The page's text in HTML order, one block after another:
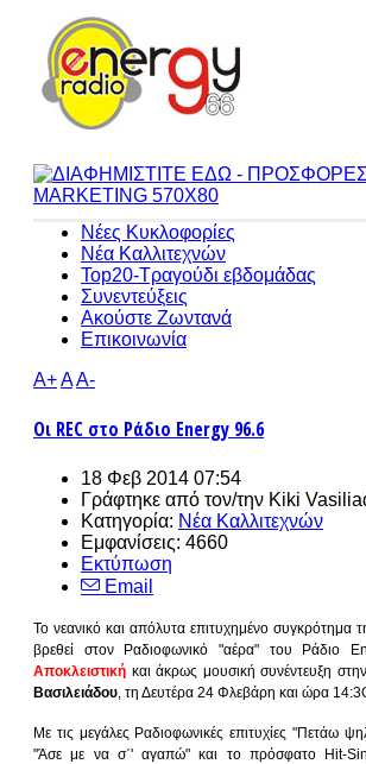
Νέες Κυκλοφορίες
Νέα Καλλιτεχνών
Top20-Τραγούδι εβδομάδας
Συνεντεύξεις
Ακούστε Ζωντανά
Επικοινωνία
A+AA-
Οι REC στο Ράδιο Energy 96.6
18 Φεβ 2014 07:54
Γράφτηκε από τον/την Kiki
Κατηγορία: Νέα Καλλιτεχνών
Εμφανίσεις: 4660
Εκτύπωση
Email
Το νεανικό και απόλυτα επιτυχημένο συγκρότημα
βρεθεί στον Ραδιοφωνικό "αέρα" του Ράδιο
Αποκλειστική και άκρως μουσική συνέντευξη
Βασιλειάδου , τη Δευτέρα 24 Φλεβάρη και ώρα
Με τις μεγάλες Ραδιοφωνικές επιτυχίες "Πετάω
"Άσε με να σ΄' αγαπώ" και το πρόσφατο Hit-